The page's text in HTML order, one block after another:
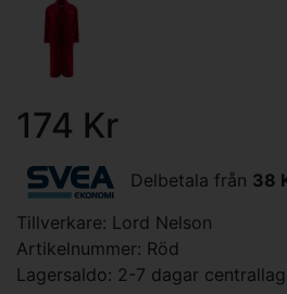
174 Kr
Delbetala från 38
Tillverkare: Lord Nelson
Artikelnummer: Röd
Lagersaldo: 2-7 dagar